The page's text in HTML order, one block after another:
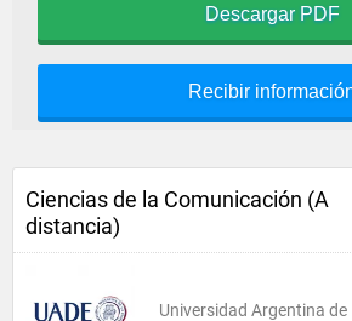
Descargar PDF
Recibir
Ciencias de la Comunicación (A
distancia)
Universidad Argentina de